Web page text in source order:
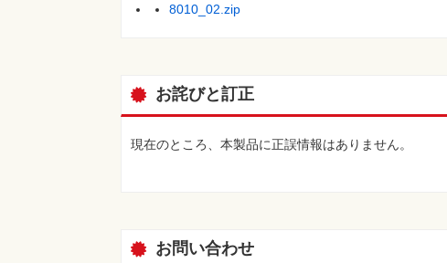
8010_02.zip
お詫びと訂正
現在のところ、本製品に正誤情報はありません。
お問い合わせ